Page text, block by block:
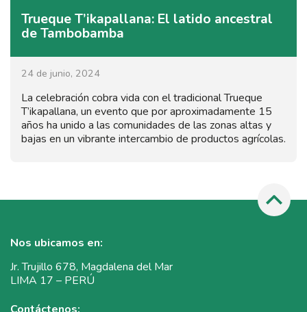
Trueque T’ikapallana: El latido ancestral
de Tambobamba
24 de junio, 2024
La celebración cobra vida con el tradicional Trueque
T’ikapallana, un evento que por aproximadamente 15
años ha unido a las comunidades de las zonas altas y
bajas en un vibrante intercambio de productos agrícolas.
Nos ubicamos en:
Jr. Trujillo 678, Magdalena del Mar
LIMA 17 – PERÚ